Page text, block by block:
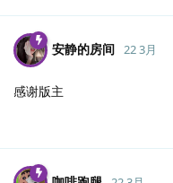
安静的房间 22 3月
感谢版主